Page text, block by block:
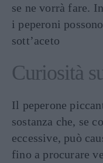
se ne vorrà fare.
i peperoni
sott’aceto
Curiosità
Il peperone
sostanza che, se
eccessive, può
fino a procurare